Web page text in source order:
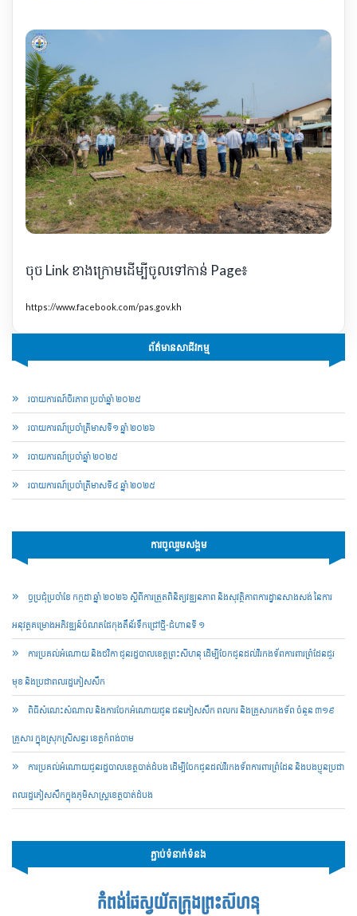
ចុច Link ខាងក្រោមដើម្បីចូលទៅកាន់ Page៖
https://www.facebook.com/pas.gov.kh
ព័ត៌មានសាជីវកម្ម
របាយការណ៍ចីរភាព ប្រចាំឆ្នាំ ២០២៥
របាយការណ៍​​ប្រចាំ​ត្រីមាសទី១ ឆ្នាំ ២០២៦
របាយការណ៍​​ប្រចាំ​ឆ្នាំ ២០២៥
របាយការណ៍​​ប្រចាំ​ត្រីមាសទី៤ ឆ្នាំ ២០២៥
ការចូលរួមសង្គម
ច្ចប្រជុំប្រចាំខែ កក្កដា ឆ្នាំ ២០២៦ ស្តីពីការត្រួតពិនិត្យវឌ្ឍនភាព និងសុវត្ថិភាពការដ្ឋានសាងសង់ នៃការ
អនុវត្តគម្រោងអភិវឌ្ឍន៍ចំណតផែកុងតឺន័រទឹកជ្រៅថ្មី-ជំហានទី ១
ការប្រគល់អំណោយ និងថវិកា ជូនរដ្ឋបាលខេត្តព្រះសីហនុ ដើម្បីចែកជូនដល់វីរកងទ័ពការពារព្រំដែនជួរ
មុខ និងប្រជាពលរដ្ឋភៀសសឹក
ពិធីសំណេះសំណាល និងការចែកអំណោយជូន ជនភៀសសឹក ពលករ និងគ្រួសារកងទ័ព ចំនួន ៣១៩
គ្រួសារ ក្នុងស្រុកស្រីសន្ធរ ខេត្តកំពង់ចាម
ការប្រគល់អំណោយជូនរដ្ឋបាលខេត្តបាត់ដំបង ដើម្បីចែកជូនដល់វីរកងទ័ពការពារព្រំដែន និងបងប្អូនប្រជា
ពលរដ្ឋភៀសសឹកក្នុងភូមិសាស្ត្រខេត្តបាត់ដំបង
ភ្ជាប់ទំនាក់ទំនង
កំពង់ផែស្វយ័តក្រុងព្រះសីហនុ